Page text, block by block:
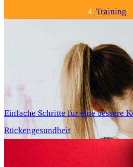
Training
Recycling
Debatte
Einfache Schritte für eine bessere
Rückengesundheit